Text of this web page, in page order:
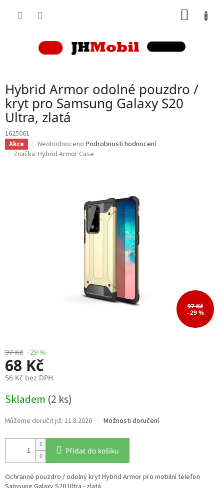
Hybrid Armor odolné pouzdro /
kryt pro Samsung Galaxy S20
Ultra, zlatá
1625061
Akce
Průměrné
hodnocení
Neohodnoceno Podrobnosti hodnocení
Značka: Hybrid Armor Case
97 Kč
–29 %
97 Kč –29 %
68 Kč
56 Kč bez DPH
cena:
Skladem (2 ks)
11.8.2026 Možnosti doručení
Přidat do košíku
Ochranné pouzdro / odolný kryt Hybrid Armor pro mobilní telefon